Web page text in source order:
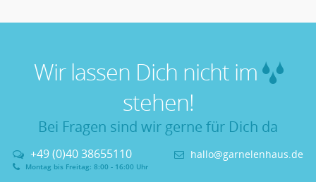
Wir lassen Dich nicht im
stehen!
Bei Fragen sind wir gerne für Dich da
+49 (0)40 38655110
Montag bis Freitag: 8:00 - 16:00 Uhr
hallo@garnelenhaus.de